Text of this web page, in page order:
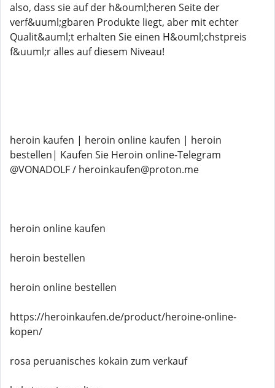
also, dass sie auf der h&ouml;heren Seite der
verf&uuml;gbaren Produkte liegt, aber mit echter
Qualit&auml;t erhalten Sie einen H&ouml;chstpreis
f&uuml;r alles auf diesem Niveau!
heroin kaufen | heroin online kaufen | heroin
bestellen| Kaufen Sie Heroin online-Telegram
@VONADOLF / heroinkaufen@proton.me
heroin online kaufen
heroin bestellen
heroin online bestellen
https://heroinkaufen.de/product/heroine-online-
kopen/
rosa peruanisches kokain zum verkauf